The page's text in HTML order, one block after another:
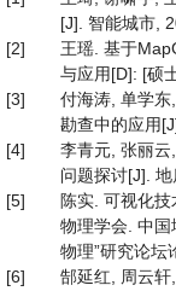
[J]. 智能城市,
[2]
王瑶. 基于
与应用[D]: [硕
[3]
付海涛, 单学
勘查中的应用
[4]
李青元, 张丽云
问题探讨[J].
[5]
陈实. 可视化
物理学会. 中国
物理”研究论坛
[6]
郜延红, 周云轩